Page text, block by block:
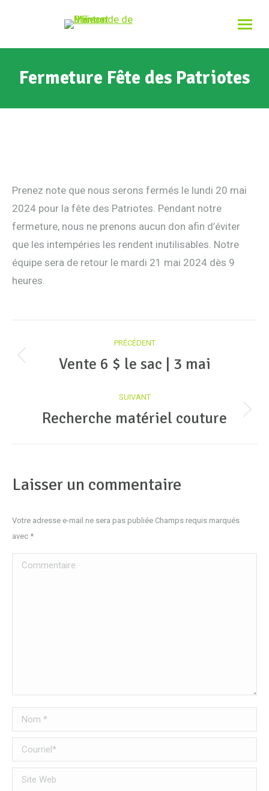
Fermeture Fête des Patriotes
Prenez note que nous serons fermés le lundi 20 mai
2024 pour la fête des Patriotes. Pendant notre
fermeture, nous ne prenons aucun don afin d’éviter
que les intempéries les rendent inutilisables. Notre
équipe sera de retour le mardi 21 mai 2024 dès 9
heures.
Navigation
article
PRÉCÉDENT
Article
:
Vente 6 $ le sac | 3 mai
SUIVANT
Article
Recherche matériel couture
Laisser un commentaire
Votre adresse e-mail ne sera pas publiée Champs requis marqués
avec *
Commentaire
Nom *
Courriel *
Site Web